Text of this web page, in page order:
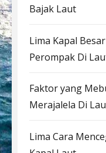
Bajak Laut
Lima Kapal
Perompak Di
Faktor yang
Merajalela Di
Lima Cara